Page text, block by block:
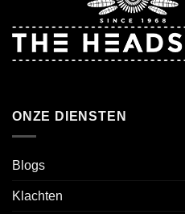
ONZE DIENSTEN
Blogs
Klachten